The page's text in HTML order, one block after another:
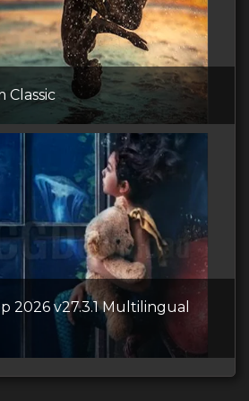
Classic
2026 v27.3.1 Multilingual